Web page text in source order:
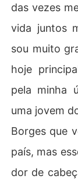
das vezes
vida juntos
sou muito
hoje
pela minha
uma jovem
Borges que
país, mas
dor de